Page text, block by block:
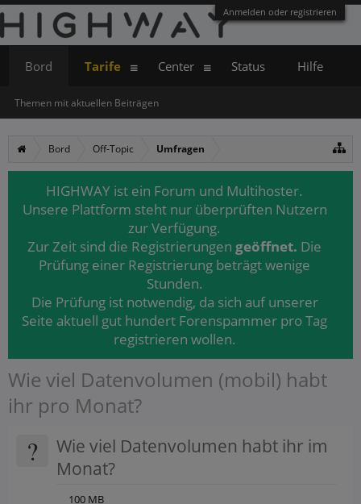
Anmelden oder registrieren
Bord Off-Topic Umfragen
HIGHWAY ist ein Forum und Multihoster.
Unsere Plattform steht nur überprüften Nutzern
zur Verfügung.
Zur Zeit sind die Registrierungen geöffnet. Die
Prüfung einer Registrierung beträgt wenige
Stunden.
Die Prüfung ist notwendig, da sich auf unserer
Seite aktuell gut hundert Forenspammer pro Tag
registrieren wollen.
Wie viel Datenvolumen (mobil) habt
ihr pro Monat?
?
Wie viel Datenvolumen habt ihr im
Monat?
100 MB
Bord
Themen mit aktuellen Beiträgen
Tarife Center Status Hilfe